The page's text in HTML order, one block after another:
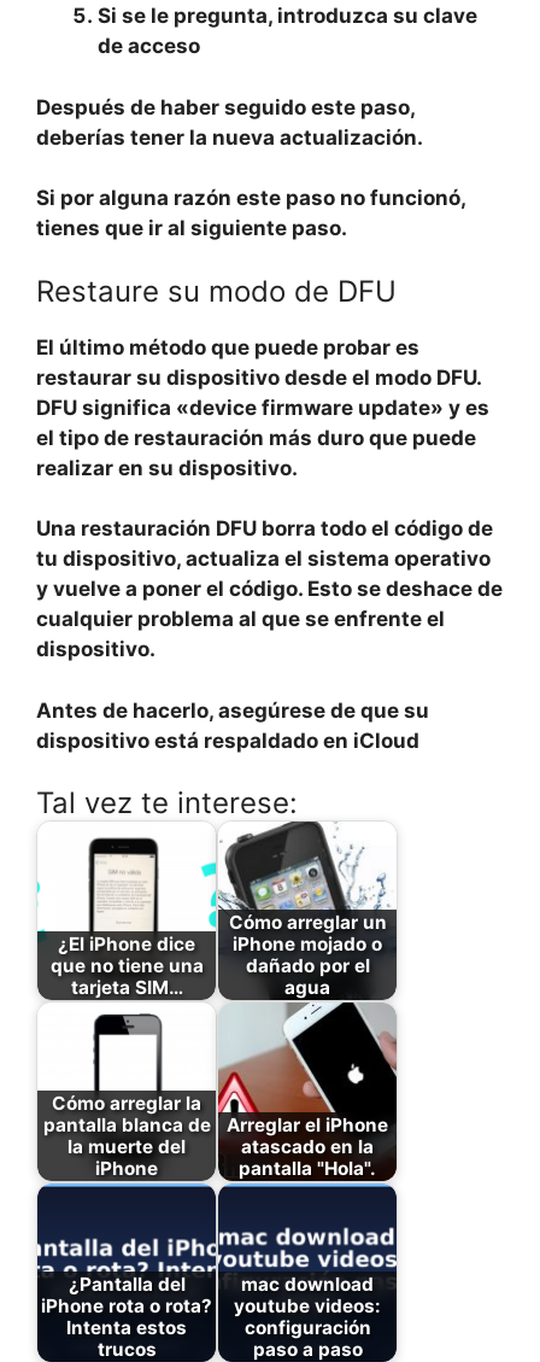
Si se le pregunta, introduzca su clave
de acceso
Después de haber seguido este paso,
deberías tener la nueva actualización.
Si por alguna razón este paso no funcionó,
tienes que ir al siguiente paso.
Restaure su modo de DFU
El último método que puede probar es
restaurar su dispositivo desde el modo DFU.
DFU significa «device firmware update» y es
el tipo de restauración más duro que puede
realizar en su dispositivo.
Una restauración DFU borra todo el código de
tu dispositivo, actualiza el sistema operativo
y vuelve a poner el código. Esto se deshace de
cualquier problema al que se enfrente el
dispositivo.
Antes de hacerlo, asegúrese de que su
dispositivo está respaldado en iCloud
Tal vez te interese:
¿El iPhone dice
que no tiene una
tarjeta SIM…
Cómo arreglar un
iPhone mojado o
dañado por el
agua
Cómo arreglar la
pantalla blanca de
la muerte del
iPhone
Arreglar el iPhone
atascado en la
pantalla "Hola".
¿Pantalla del
iPhone rota o rota?
Intenta estos
trucos
mac download
youtube videos:
configuración
paso a paso